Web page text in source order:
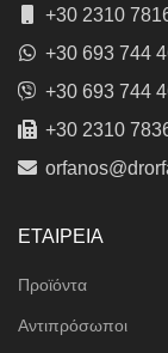
+30 2310
+30 693 744
+30 693 744
+30 2310
ΕΤΑΙΡΕΙΑ
Προϊόντα
Αντιπρόσωποι